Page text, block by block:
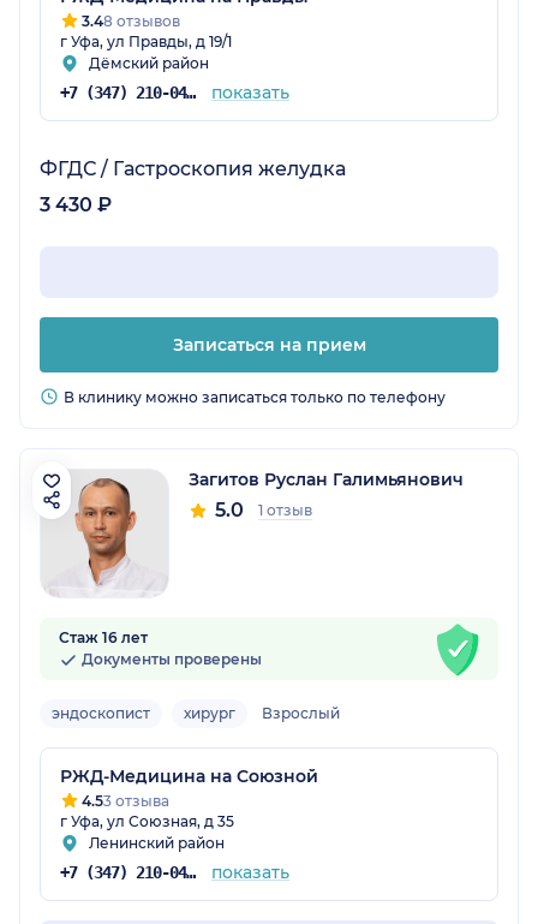
3.48 отзывов
г Уфа, ул Правды, д 19/1
Дёмский район
+7 (347) 210-04-96 показать
ФГДС / Гастроскопия желудка
3 430 ₽
Записаться на прием
В клинику можно записаться только по телефону
Загитов Руслан Галимьянович
5.0 1 отзыв
Стаж 16 лет
Документы проверены
эндоскопист хирург Взрослый
РЖД-Медицина на Союзной
4.53 отзыва
г Уфа, ул Союзная, д 35
Ленинский район
+7 (347) 210-04-96 показать